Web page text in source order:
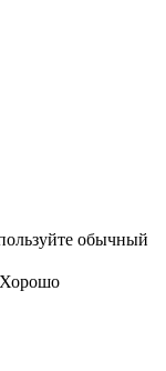
обычный
Хорошо